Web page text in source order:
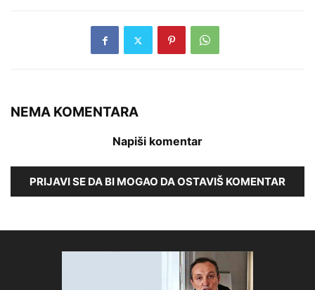
NEMA KOMENTARA
Napiši komentar
PRIJAVI SE DA BI MOGAO DA OSTAVIŠ KOMENTAR